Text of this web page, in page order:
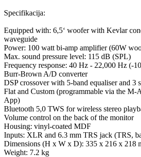
Specifikacija:
Equipped with: 6,5‘ woofer with Kevlar
waveguide
Power: 100 watt bi-amp amplifier (60W
Max. sound pressure level: 115 dB (SPL)
Frequency response: 40 Hz - 22,000 Hz (-
Burr-Brown A/D converter
DSP crossover with 5-band equaliser and 3
Flat and Custom (programmable via the M-
App)
Bluetooth 5,0 TWS for wireless stereo
Volume control on the back of the monitor
Housing: vinyl-coated MDF
Inputs: XLR and 6.3 mm TRS jack (TRS,
Dimensions (H x W x D): 335 x 216 x 218
Weight: 7.2 kg